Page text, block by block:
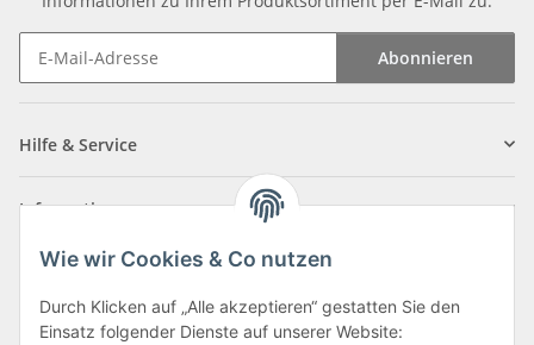
Wie wir Cookies & Co nutzen
Durch Klicken auf „Alle akzeptieren“ gestatten Sie den
Einsatz folgender Dienste auf unserer Website:
Abonnieren
Hilfe & Service
Informationen
Zahlungsarten